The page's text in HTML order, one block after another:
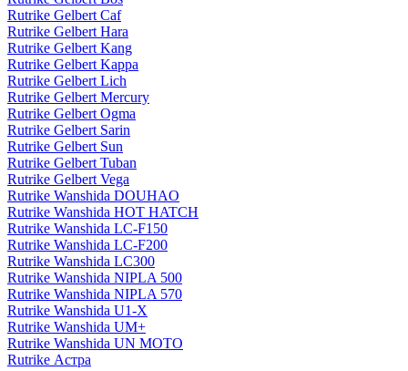
Rutrike Gelbert Caf
Rutrike Gelbert Hara
Rutrike Gelbert Kang
Rutrike Gelbert Kappa
Rutrike Gelbert Lich
Rutrike Gelbert Mercury
Rutrike Gelbert Ogma
Rutrike Gelbert Sarin
Rutrike Gelbert Sun
Rutrike Gelbert Tuban
Rutrike Gelbert Vega
Rutrike Wanshida DOUHAO
Rutrike Wanshida HOT HATCH
Rutrike Wanshida LC-F150
Rutrike Wanshida LC-F200
Rutrike Wanshida LC300
Rutrike Wanshida NIPLA 500
Rutrike Wanshida NIPLA 570
Rutrike Wanshida U1-X
Rutrike Wanshida UM+
Rutrike Wanshida UN MOTO
Rutrike Астра